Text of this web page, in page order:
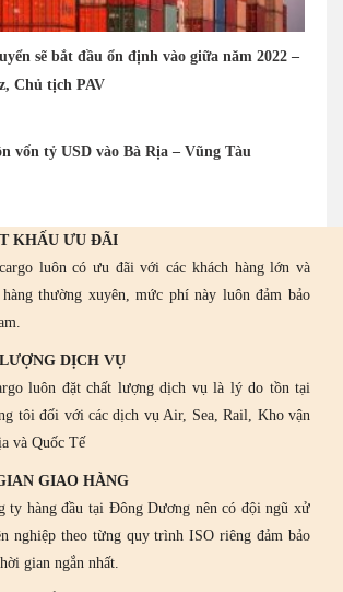
sẽ bắt đầu ổn định vào giữa năm 2022 –
Chủ tịch PAV
vốn tỷ USD vào Bà Rịa – Vũng Tàu
KHẤU ƯU ĐÃI
luôn có ưu đãi với các khách hàng lớn và
hàng thường xuyên, mức phí này luôn đảm bảo
DỊCH VỤ
luôn đặt chất lượng dịch vụ là lý do tồn tại
tôi đối với các dịch vụ Air, Sea, Rail, Kho vận
và Quốc Tế
GIAO HÀNG
ty hàng đầu tại Đông Dương nên có đội ngũ xử
nghiệp theo từng quy trình ISO riêng đảm bảo
gian ngắn nhất.